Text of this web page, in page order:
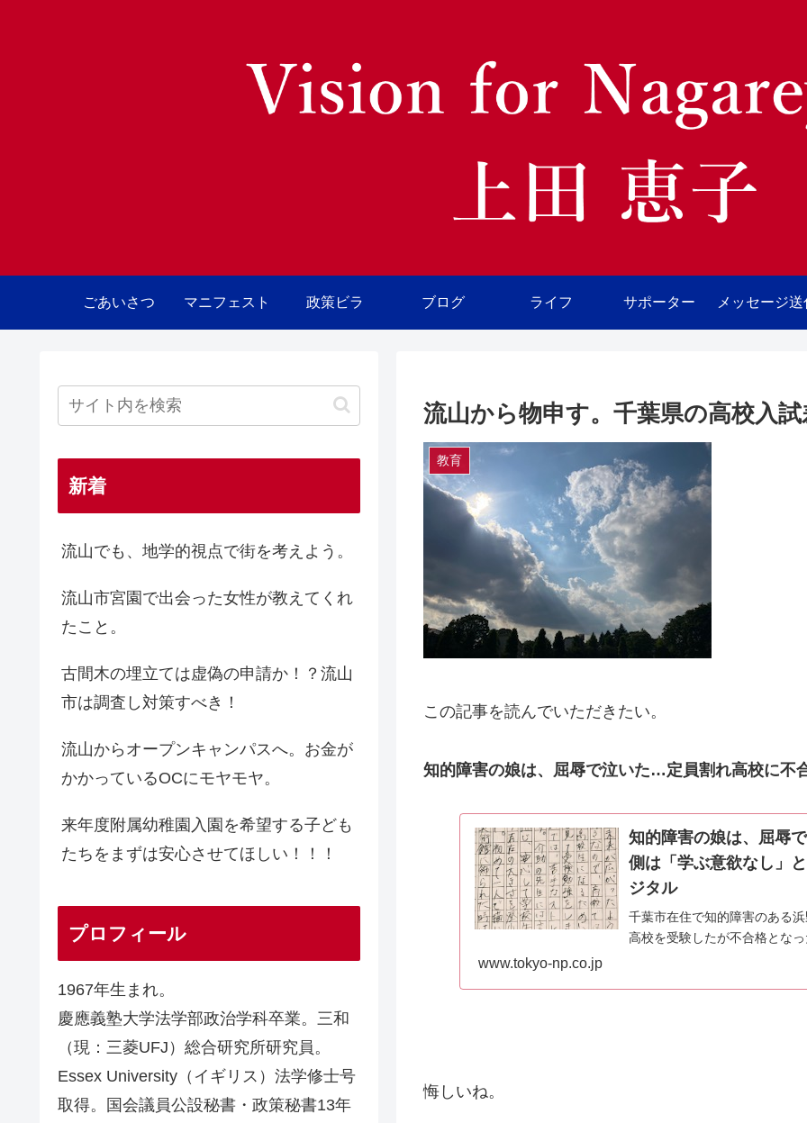
ごあいさつ マニフェスト 政策ビラ ブログ ライフ サポーター メッセージ送
流山から物申す。千葉県の高校入試
教育
この記事を読んでいただきたい。
知的障害の娘は、屈辱で泣いた…定員割れ高校に
知的障害の娘は、屈辱
側は「学ぶ意欲なし」
ジタル
千葉市在住で知的障害のある
高校を受験したが不合格とな
www.tokyo-np.co.jp
悔しいね。
新着
流山でも、地学的視点で街を考えよう。
流山市宮園で出会った女性が教えてくれ
たこと。
古間木の埋立ては虚偽の申請か！？流山
市は調査し対策すべき！
流山からオープンキャンパスへ。お金が
かかっているOCにモヤモヤ。
来年度附属幼稚園入園を希望する子ども
たちをまずは安心させてほしい！！！
プロフィール
1967年生まれ。
慶應義塾大学法学部政治学科卒業。三和
（現：三菱UFJ）総合研究所研究員。
Essex University（イギリス）法学修士号
取得。国会議員公設秘書・政策秘書13年